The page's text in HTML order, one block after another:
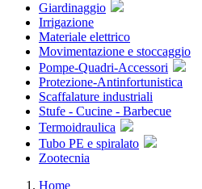
Giardinaggio
Irrigazione
Materiale elettrico
Movimentazione e stoccaggio
Pompe-Quadri-Accessori
Protezione-Antinfortunistica
Scaffalature industriali
Stufe - Cucine - Barbecue
Termoidraulica
Tubo PE e spiralato
Zootecnia
Home